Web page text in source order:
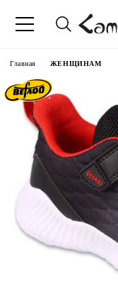
Главная ЖЕНЩИНАМ